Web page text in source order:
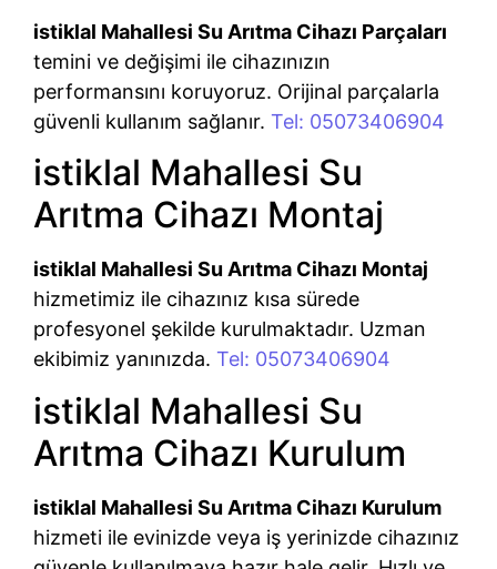
istiklal Mahallesi Su Arıtma Cihazı Parçaları
temini ve değişimi ile cihazınızın
performansını koruyoruz. Orijinal parçalarla
güvenli kullanım sağlanır. Tel: 05073406904
istiklal Mahallesi Su
Arıtma Cihazı Montaj
istiklal Mahallesi Su Arıtma Cihazı Montaj
hizmetimiz ile cihazınız kısa sürede
profesyonel şekilde kurulmaktadır. Uzman
ekibimiz yanınızda. Tel: 05073406904
istiklal Mahallesi Su
Arıtma Cihazı Kurulum
istiklal Mahallesi Su Arıtma Cihazı Kurulum
hizmeti ile evinizde veya iş yerinizde cihazınız